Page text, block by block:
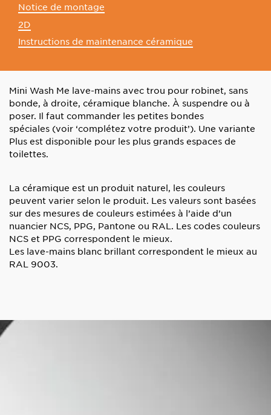
Notice de montage
2D
Instructions de maintenance céramique
Mini Wash Me lave-mains avec trou pour robinet, sans
bonde, à droite, céramique blanche. À suspendre ou à
poser. Il faut commander les petites bondes
spéciales (voir ‘complétez votre produit’). Une variante
Plus est disponible pour les plus grands espaces de
toilettes.
La céramique est un produit naturel, les couleurs
peuvent varier selon le produit. Les valeurs sont basées
sur des mesures de couleurs estimées à l’aide d’un
nuancier NCS, PPG, Pantone ou RAL. Les codes couleurs
NCS et PPG correspondent le mieux.
Les lave-mains blanc brillant correspondent le mieux au
RAL 9003.